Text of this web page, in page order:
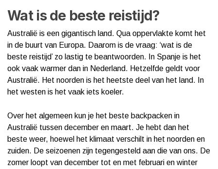
Wat is de beste reistijd?
Australië is een gigantisch land. Qua oppervlakte komt het
in de buurt van Europa. Daarom is de vraag: ‘wat is de
beste reistijd’ zo lastig te beantwoorden. In Spanje is het
ook vaak warmer dan in Nederland. Hetzelfde geldt voor
Australië. Het noorden is het heetste deel van het land. In
het westen is het vaak iets koeler.
Over het algemeen kun je het beste backpacken in
Australië tussen december en maart. Je hebt dan het
beste weer, hoewel het klimaat verschilt in het noorden en
zuiden. De seizoenen zijn tegengesteld aan die van ons. De
zomer loopt van december tot en met februari en winter